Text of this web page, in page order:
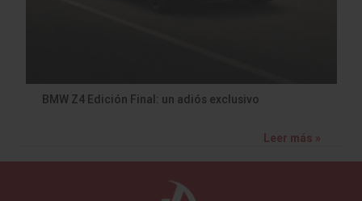
BMW Z4 Edición Final: un adiós exclusivo
Leer más »